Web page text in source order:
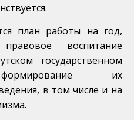
план работы на год,
воспитание
государственном
их
в том числе и на